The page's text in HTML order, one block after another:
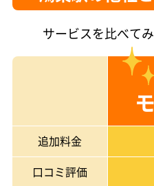
サービスを比べて
追加料金
口コミ評価